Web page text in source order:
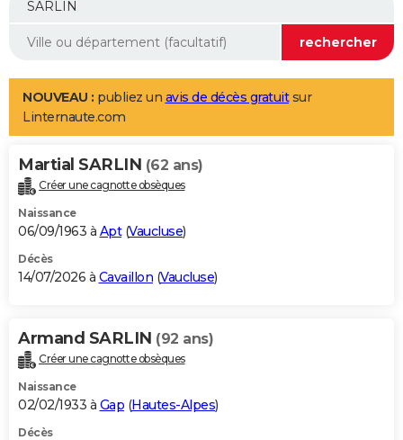
Mobiles
Meilleur smartphone
Internet
Ordinateurs
Jeux vidéo
Guide high-tech
Aménagement intérieur
LIFESTYLE
Art de vivre
Bien-être
Loisirs
Mode
Modes de vie
Alimentation
Guide de la santé
Maladies
Médicaments
Sommeil
VOYAGE
Destinations
City break
Voyage nature
Voyage de noces
Forum
Climat
+PHOTO
GUIDES D'ACHAT
BONS PLANS
Carte de Noël
Carte Bonne année
Carte Saint-Valentin
Carte Pâques
Carte d'anniversaire
DICTIONNAIRE
Dictionnaire
Biographies
Citations
Expressions
Proverbes
PROGRAMME TV
NOUVEAU : publiez un avis de décès gratuitsur
Linternaute.com
Martial SARLIN (62 ans)
Créer une cagnotte obsèques
Naissance
06/09/1963 à Apt(Vaucluse)
Décès
14/07/2026 à Cavaillon (Vaucluse)
Armand SARLIN (92 ans)
Créer une cagnotte obsèques
Naissance
02/02/1933 à Gap (Hautes-Alpes)
Décès